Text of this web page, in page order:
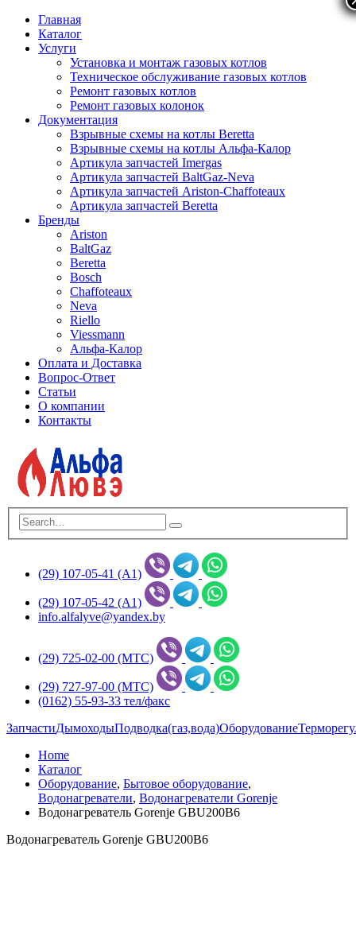
Главная
Каталог
Услуги
Установка и монтаж газовых котлов
Техническое обслуживание газовых котлов
Ремонт газовых котлов
Ремонт газовых колонок
Документация
Взрывные схемы на котлы Beretta
Взрывные схемы на котлы Альфа-Калор
Артикула запчастей Imergas
Артикула запчастей BaltGaz-Neva
Артикула запчастей Ariston-Chaffoteaux
Артикула запчастей Beretta
Бренды
Ariston
BaltGaz
Beretta
Bosch
Chaffoteaux
Neva
Riello
Viessmann
Альфа-Калор
Оплата и Доставка
Вопрос-Ответ
Статьи
О компании
Контакты
(29) 107-05-41 (А1)
(29) 107-05-42 (А1)
info.alfalyve@yandex.by
(29) 725-02-00 (МТС)
(29) 727-97-00 (МТС)
(0162) 55-93-33 тел/факс
ЗапчастиДымоходыПодводка(газ,вода)Оборудование
Home
Каталог
Оборудование, Бытовое оборудование,
Водонагреватели, Водонагреватели Gorenje
Водонагреватель Gorenje GBU200B6
Водонагреватель Gorenje GBU200B6